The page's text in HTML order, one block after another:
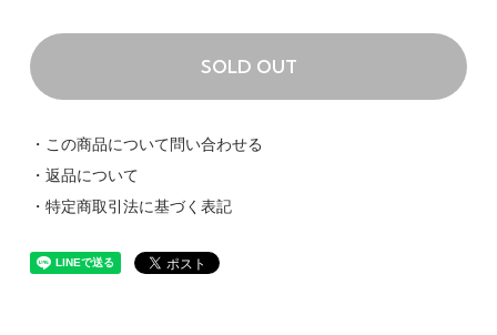
SOLD OUT
・この商品について問い合わせる
・返品について
・特定商取引法に基づく表記